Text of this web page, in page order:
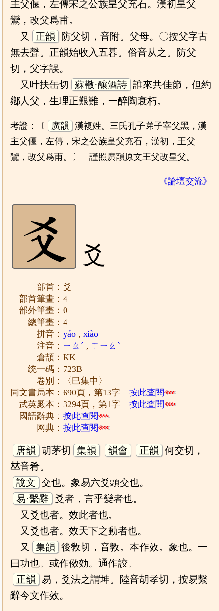
主父偃，左傳宋之公族皇父充石。漢初皇父
鸞，改父爲甫。
又
正韻
防父切，音附。父母。〇按父字古
無去聲。正韻始收入五暮。俗音从之。防父
切，父字誤。
又叶扶缶切
蘇轍·釀酒詩 誰來共佳節，但約
鄕人父，生理正艱難，一醉陶衰朽。
考證：〔 廣韻
漢複姓。三氏孔子弟子宰父黑，漢
主父偃，左傳，宋之公族皇父充石，漢初，王父
鸞，改父爲甫。〕 謹照廣韻原文王父改皇父。
《論壇交流》
爻
部首：爻
部首筆畫：4
部外筆畫：0
總筆畫：4
拼音：yáo ,xiào
注音： ㄧㄠˊ , ㄒㄧㄠˋ
倉頡：KK
统一碼：723B
卷別：〈巳集中〉
同文書局本：690頁，第13字按此查閱
武英殿本：3294頁，第1字按此查閱
國語辭典：按此查閱
网典：按此查閱
唐韻 胡茅切 集韻 韻會 正韻 何交切，
𠀤音肴。
說文 交也。象易六爻頭交也。
易·繫辭 爻者，言乎變者也。
又爻也者。效此者也。
又爻也者。效天下之動者也。
又
集韻 後敎切，音斆。本作效。象也。一
曰功也。或作傚効。通作詨。
正韻 易，爻法之謂坤。陸音胡孝切，按易繫
辭今文作效。